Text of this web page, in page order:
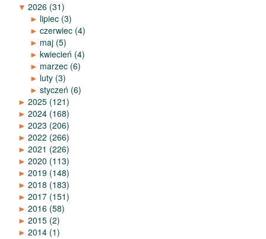
▼ 2026 (31)
► lipiec (3)
► czerwiec (4)
► maj (5)
► kwiecień (4)
► marzec (6)
► luty (3)
► styczeń (6)
► 2025 (121)
► 2024 (168)
► 2023 (206)
► 2022 (266)
► 2021 (226)
► 2020 (113)
► 2019 (148)
► 2018 (183)
► 2017 (151)
► 2016 (58)
► 2015 (2)
► 2014 (1)